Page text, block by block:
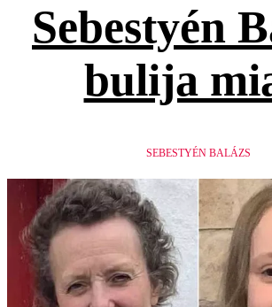
Sebestyén
bulija
SEBESTYÉN BALÁZS